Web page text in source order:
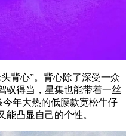
心”。背心除了深受一众
驭得当，星集也能带着一丝
年大热的低腰款宽松牛仔
凸显自己的个性。